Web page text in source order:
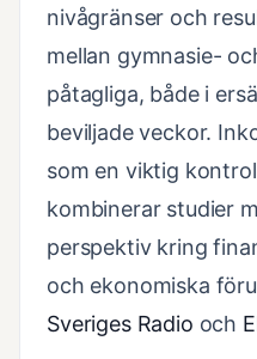
nivågränser och
mellan gymnasie-
påtagliga, både i
beviljade veckor.
som en viktig
kombinerar studier
perspektiv kring
och ekonomiska
Sveriges Radio och